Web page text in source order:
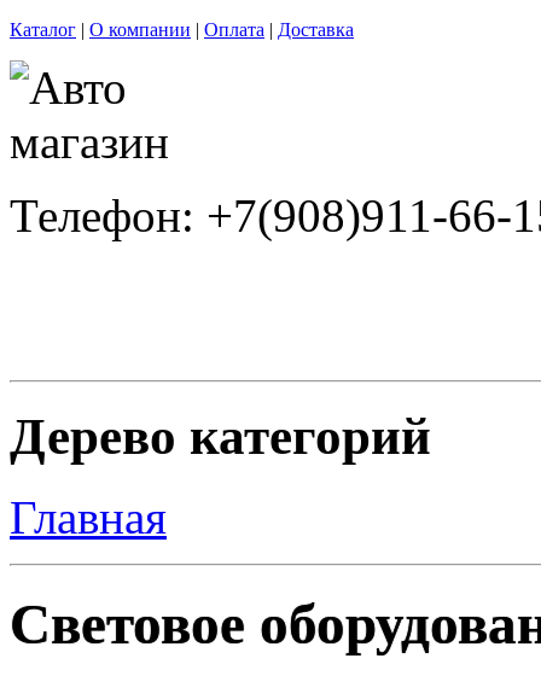
Каталог | О компании | Оплата | Доставка
Телефон: +7(908)911-66-
Дерево категорий
Главная
Световое